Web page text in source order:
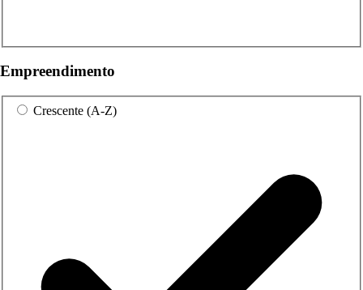
Empreendimento
Crescente (A-Z)